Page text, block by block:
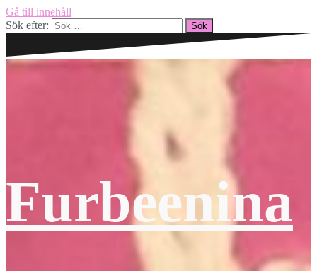
Gå till innehåll
Sök efter:
Furbeenina